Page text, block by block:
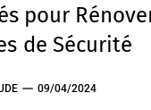
pour
de Sécurité
09/04/2024